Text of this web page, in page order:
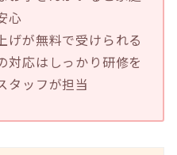
心
げが無料で受けられる
対応はしっかり研修を
タッフが担当